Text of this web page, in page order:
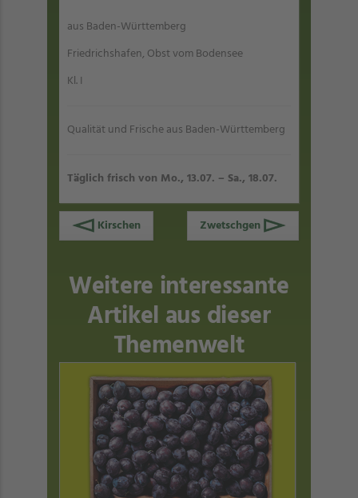
aus Baden-Württemberg
Friedrichshafen, Obst vom Bodensee
Kl. I
Qualität und Frische aus Baden-Württemberg
Täglich frisch von Mo., 13.07. – Sa., 18.07.
Kirschen Zwetschgen
Weitere interessante
Artikel aus dieser
Themenwelt